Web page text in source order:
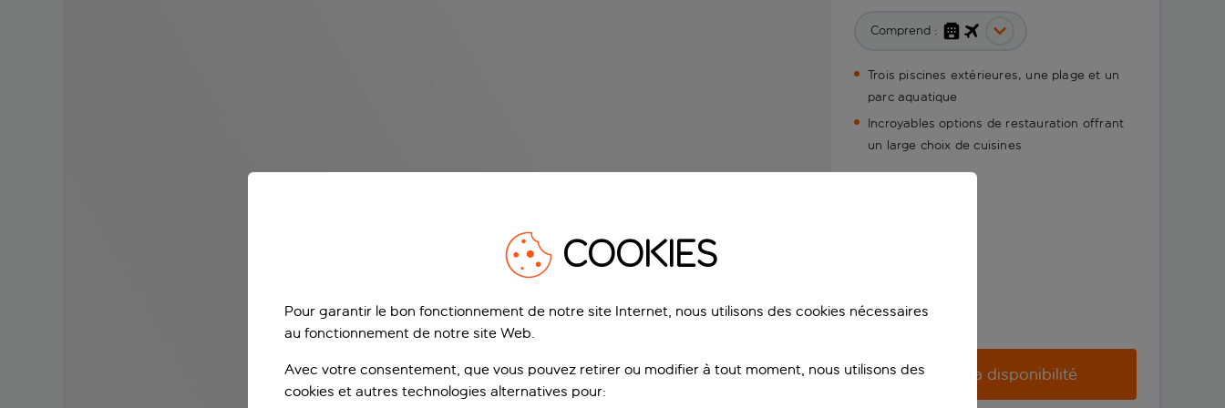
Comprend :
Trois piscines extérieures, une plage et un
parc aquatique
Incroyables options de restauration offrant
un large choix de cuisines
Vérifier la disponibilité
COOKIES
Pour garantir le bon fonctionnement de notre site Internet, nous utilisons des cookies nécessaires
au fonctionnement de notre site Web.
Avec votre consentement, que vous pouvez retirer ou modifier à tout moment, nous utilisons des
cookies et autres technologies alternatives pour: